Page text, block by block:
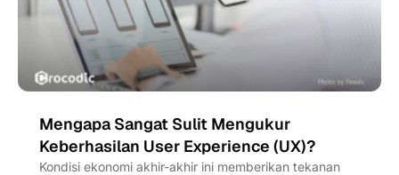
Mengapa Sangat Sulit Mengukur
Keberhasilan User Experience (UX)?
Kondisi ekonomi akhir-akhir ini memberikan tekanan